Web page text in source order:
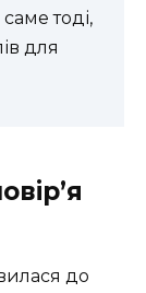
тоді,
для
до